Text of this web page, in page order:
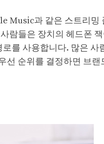
Music과 같은 스트리밍
람들은 장치의 헤드폰
를 사용합니다. 많은 사
선 순위를 결정하면 브랜